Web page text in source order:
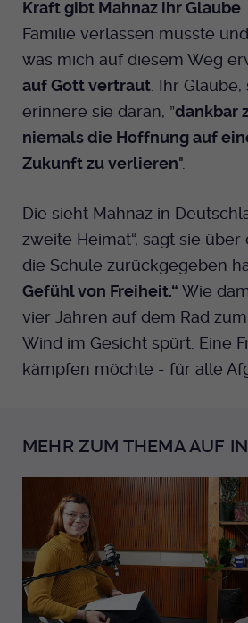
Kraft gibt Mahnaz ihr Glaube
Familie verlassen musste
was mich auf diesem Weg
auf Gott vertraut. Ihr Glaube,
erinnere sie daran, ”dankbar
niemals die Hoffnung auf
Zukunft zu verlieren".
Die sieht Mahnaz in
zweite Heimat“, sagt sie über
die Schule zurückgegeben
Gefühl von Freiheit.“ Wie
vier Jahren auf dem Rad
Wind im Gesicht spürt. Eine
kämpfen möchte - für alle
MEHR ZUM THEMA AUF